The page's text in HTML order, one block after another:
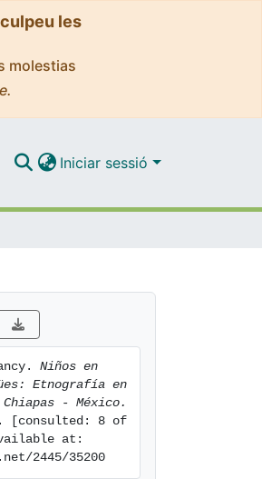
les
molestias
Iniciar sessió
Niños en
Etnografía en
Chiapas - México.
[consulted: 8 of
at:
2445/35200